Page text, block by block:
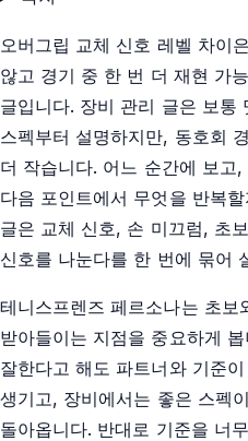
오버그립 교체 신호 레벨 차이
않고 경기 중 한 번 더 재현 가
글입니다. 장비 관리 글은 보통
스펙부터 설명하지만, 동호회
더 작습니다. 어느 순간에 보고
다음 포인트에서 무엇을 반복
글은 교체 신호, 손 미끄럼, 초
신호를 나눈다를 한 번에 묶어
테니스프렌즈 페르소나는 초보
받아들이는 지점을 중요하게
잘한다고 해도 파트너와 기준
생기고, 장비에서는 좋은 스펙
돌아옵니다. 반대로 기준을 너